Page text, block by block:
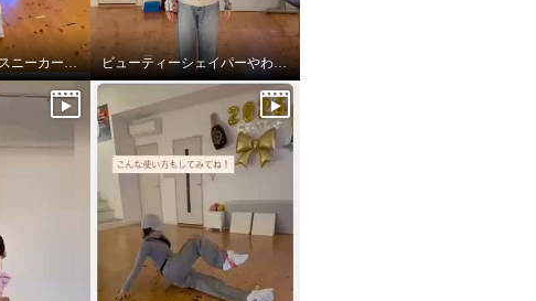
フロウストレッチスニーカー新色 ビューティーシェイパーやわらかフィット